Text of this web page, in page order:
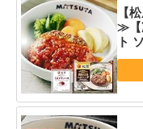
【
≫【
ト